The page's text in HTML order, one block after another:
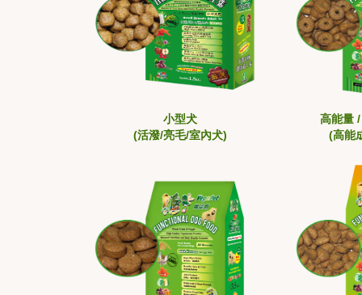
小型犬
(活潑/亮毛/室內犬)
高能量
(高能